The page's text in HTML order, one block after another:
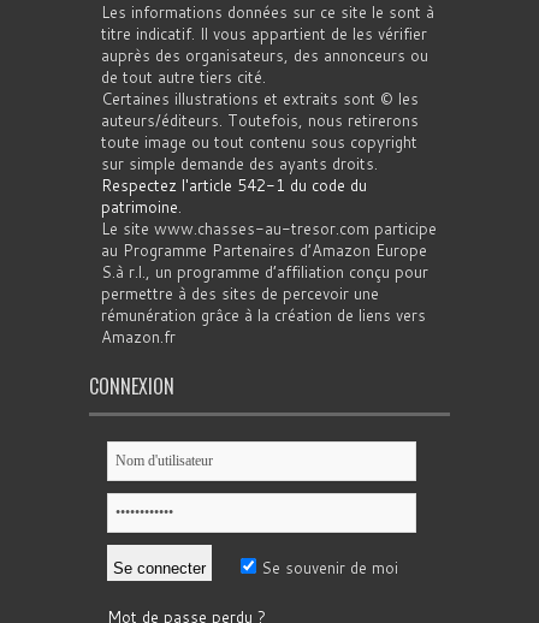
Les informations données sur ce site le sont à
titre indicatif. Il vous appartient de les vérifier
auprès des organisateurs, des annonceurs ou
de tout autre tiers cité.
Certaines illustrations et extraits sont © les
auteurs/éditeurs. Toutefois, nous retirerons
toute image ou tout contenu sous copyright
sur simple demande des ayants droits.
Respectez l'article 542-1 du code du
patrimoine.
Le site www.chasses-au-tresor.com participe
au Programme Partenaires d’Amazon Europe
S.à r.l., un programme d’affiliation conçu pour
permettre à des sites de percevoir une
rémunération grâce à la création de liens vers
Amazon.fr
CONNEXION
Se souvenir de moi
Mot de passe perdu ?